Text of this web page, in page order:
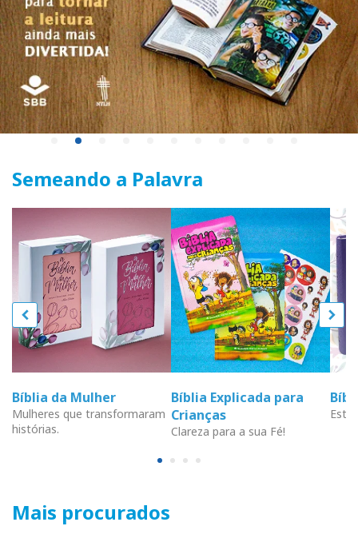
Semeando a Palavra
Bíblia da Mulher
Mulheres que transformaram
histórias.
Bíblia Explicada para
Crianças
Clareza para a sua Fé!
Mais procurados